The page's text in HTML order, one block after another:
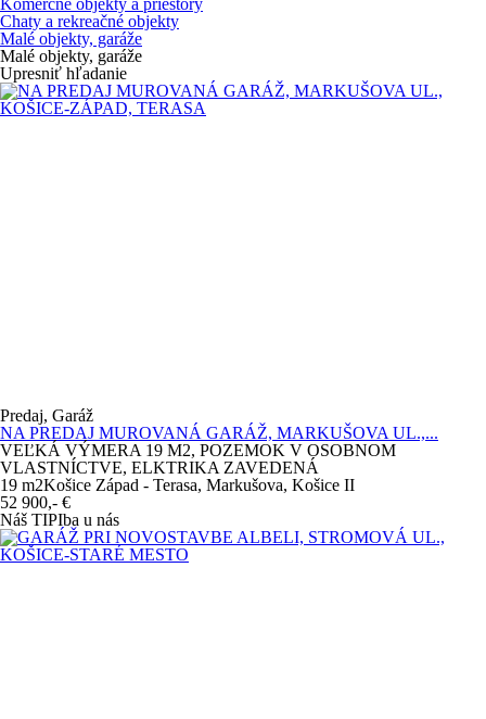
Komerčné objekty a priestory
Chaty a rekreačné objekty
Malé objekty, garáže
Malé objekty, garáže
Upresniť hľadanie
Predaj, Garáž
NA PREDAJ MUROVANÁ GARÁŽ, MARKUŠOVA UL.,...
VEĽKÁ VÝMERA 19 M2, POZEMOK V OSOBNOM
VLASTNÍCTVE, ELKTRIKA ZAVEDENÁ
19 m2Košice Západ - Terasa, Markušova, Košice II
52 900,- €
Náš TIPIba u nás